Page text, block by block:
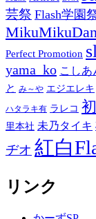
芸祭 Flash学園
Perfect Promotion
yama_ko こしあ
と み～や エジエレキ
ハタラキ有 ラレコ
里本社 未乃タイキ
ヂオ 紅白
リンク